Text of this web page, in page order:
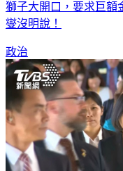
獅子大開口，要求巨額
燮沒明說！
政治